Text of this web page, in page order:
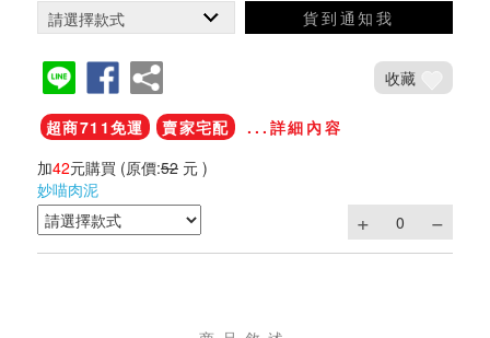
貨到通知我
收藏
超商711免運 賣家宅配
...詳細內容
加42元購買 (原價:52 元 )
妙喵肉泥